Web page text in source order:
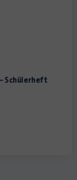
Schülerheft